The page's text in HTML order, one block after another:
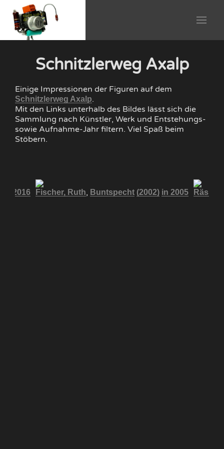
Schnitzlerweg Axalp
Einige Impressionen der Figuren auf dem
Schnitzlerweg Axalp.
Mit den Links unterhalb des Bildes lässt sich die
Sammlung nach Künstler, Werk und Entstehungs-
sowie Aufnahme-Jahr filtern. Viel Spaß beim
Stöbern.
in 2016 Fischer, Ruth, Buntspecht (2002) in 2005 Räss,